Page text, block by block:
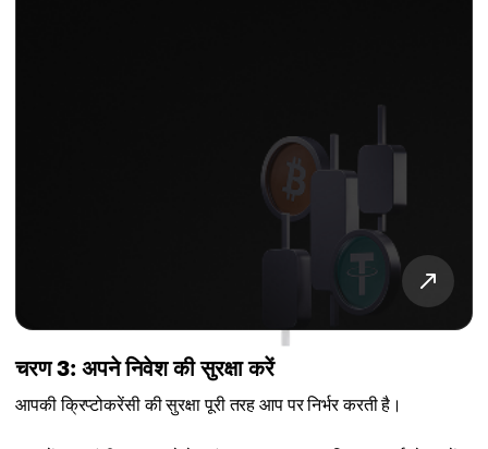
चरण 3: अपने निवेश की सुरक्षा करें
आपकी क्रिप्टोकरेंसी की सुरक्षा पूरी तरह आप पर निर्भर करती है।